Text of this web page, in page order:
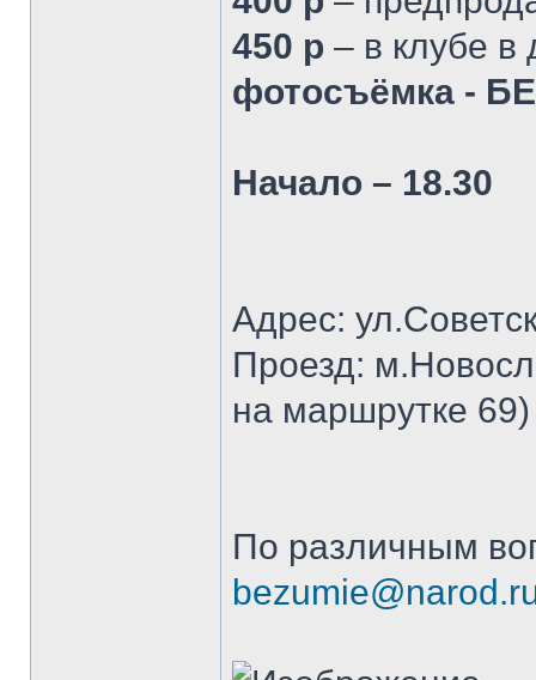
450 р – в клубе в
фотосъёмка -
Начало – 18.30
Адрес:
Проезд:
на маршрутке 69)
По различным